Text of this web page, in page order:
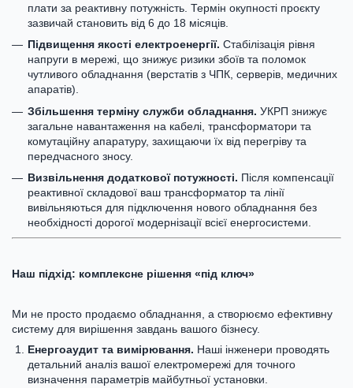
плати за реактивну потужність. Термін окупності проєкту
зазвичай становить від 6 до 18 місяців.
Підвищення якості електроенергії. Стабілізація рівня
напруги в мережі, що знижує ризики збоїв та поломок
чутливого обладнання (верстатів з ЧПК, серверів, медичних
апаратів).
Збільшення терміну служби обладнання. УКРП знижує
загальне навантаження на кабелі, трансформатори та
комутаційну апаратуру, захищаючи їх від перегріву та
передчасного зносу.
Визвільнення додаткової потужності. Після компенсації
реактивної складової ваш трансформатор та лінії
вивільняються для підключення нового обладнання без
необхідності дорогої модернізації всієї енергосистеми.
Наш підхід: комплексне рішення «під ключ»
Ми не просто продаємо обладнання, а створюємо ефективну
систему для вирішення завдань вашого бізнесу.
Енергоаудит та вимірювання. Наші інженери проводять
детальний аналіз вашої електромережі для точного
визначення параметрів майбутньої установки.